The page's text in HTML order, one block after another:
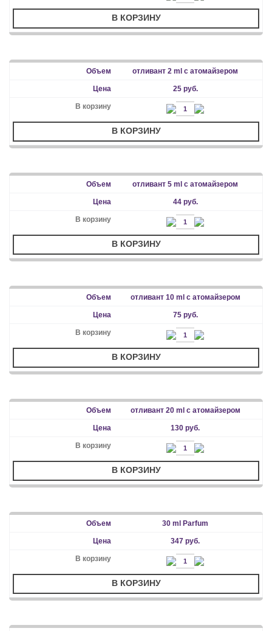
В КОРЗИНУ
отливант 2 ml с атомайзером
25 руб.
В КОРЗИНУ
отливант 5 ml с атомайзером
44 руб.
В КОРЗИНУ
отливант 10 ml с атомайзером
75 руб.
В КОРЗИНУ
отливант 20 ml с атомайзером
130 руб.
В КОРЗИНУ
30 ml Parfum
347 руб.
В КОРЗИНУ